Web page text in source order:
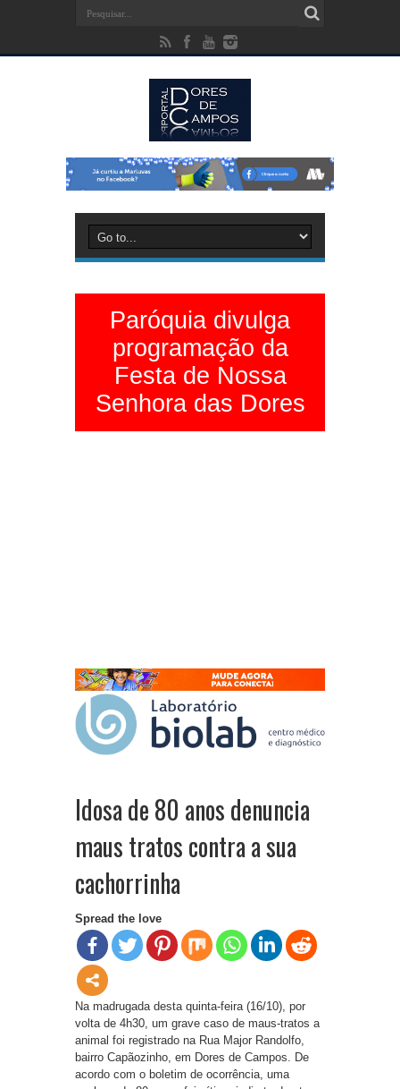
Paróquia divulga
programação da
Festa de Nossa
Senhora das Dores
Idosa de 80 anos denuncia
maus tratos contra a sua
cachorrinha
Spread the love
Na madrugada desta quinta-feira (16/10), por
volta de 4h30, um grave caso de maus-tratos a
animal foi registrado na Rua Major Randolfo,
bairro Capãozinho, em Dores de Campos. De
acordo com o boletim de ocorrência, uma